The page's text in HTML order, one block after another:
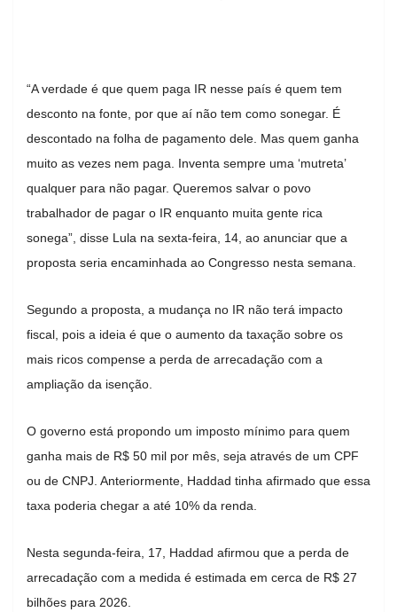
“A verdade é que quem paga IR nesse país é quem tem
desconto na fonte, por que aí não tem como sonegar. É
descontado na folha de pagamento dele. Mas quem ganha
muito as vezes nem paga. Inventa sempre uma ‘mutreta’
qualquer para não pagar. Queremos salvar o povo
trabalhador de pagar o IR enquanto muita gente rica
sonega”, disse Lula na sexta-feira, 14, ao anunciar que a
proposta seria encaminhada ao Congresso nesta semana.
Segundo a proposta, a mudança no IR não terá impacto
fiscal, pois a ideia é que o aumento da taxação sobre os
mais ricos compense a perda de arrecadação com a
ampliação da isenção.
O governo está propondo um imposto mínimo para quem
ganha mais de R$ 50 mil por mês, seja através de um CPF
ou de CNPJ. Anteriormente, Haddad tinha afirmado que essa
taxa poderia chegar a até 10% da renda.
Nesta segunda-feira, 17, Haddad afirmou que a perda de
arrecadação com a medida é estimada em cerca de R$ 27
bilhões para 2026.